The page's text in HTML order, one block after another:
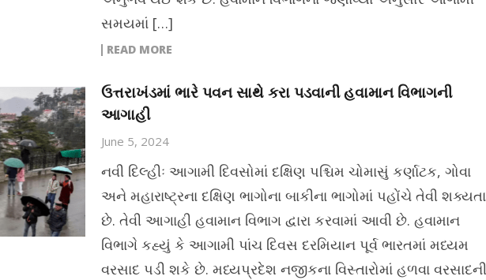
સમયમાં […]
READ MORE
ઉત્તરાખંડમાં ભારે પવન સાથે કરા પડવાની હવામાન વિભાગની
આગાહી
June 5, 2024
નવી દિલ્હીઃ આગામી દિવસોમાં દક્ષિણ પશ્ચિમ ચોમાસું કર્ણાટક, ગોવા
અને મહારાષ્ટ્રના દક્ષિણ ભાગોના બાકીના ભાગોમાં પહોંચે તેવી શક્યતા
છે. તેવી આગાહી હવામાન વિભાગ દ્વારા કરવામાં આવી છે. હવામાન
વિભાગે કહ્યું કે આગામી પાંચ દિવસ દરમિયાન પૂર્વ ભારતમાં મધ્યમ
વરસાદ પડી શકે છે. મધ્યપ્રદેશ નજીકના વિસ્તારોમાં હળવા વરસાદની